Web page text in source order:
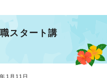
スタート講
1月11日